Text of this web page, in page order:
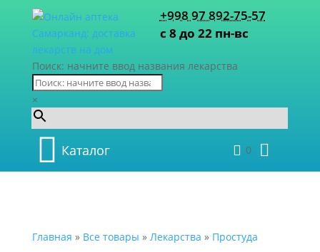
+998 97 892-75-57
с 8 до 22 пн-вс
Поиск: начните ввод названия лекарства
×
Каталог 0
Главная » Все товары » Лекарства » Простуда